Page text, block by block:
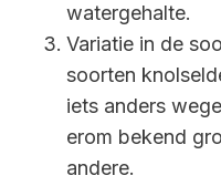
watergehalte.
Variatie in de
soorten
iets anders
erom bekend
andere.